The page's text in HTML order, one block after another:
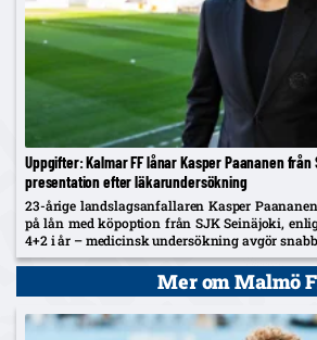
Uppgifter: Kalmar FF lånar Kasper Paananen från
presentation efter läkarundersökning
23-årige landslagsanfallaren Kasper
på lån med köpoption från SJK Seinäjoki,
4+2 i år – medicinsk undersökning avgör
Mer om Malmö